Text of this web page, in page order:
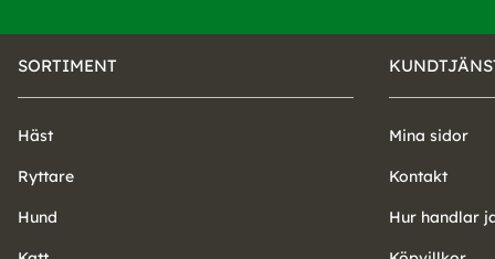
SORTIMENT
Häst
Ryttare
Hund
Mina sidor
Kontakt
Hur handlar